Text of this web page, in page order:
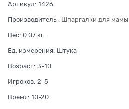
Артикул: 1426
Производитель : Шпаргалки для мамы
Вес: 0.07 кг.
Ед. измерения: Штука
Возраст: 3-10
Игроков: 2-5
Время: 10-20